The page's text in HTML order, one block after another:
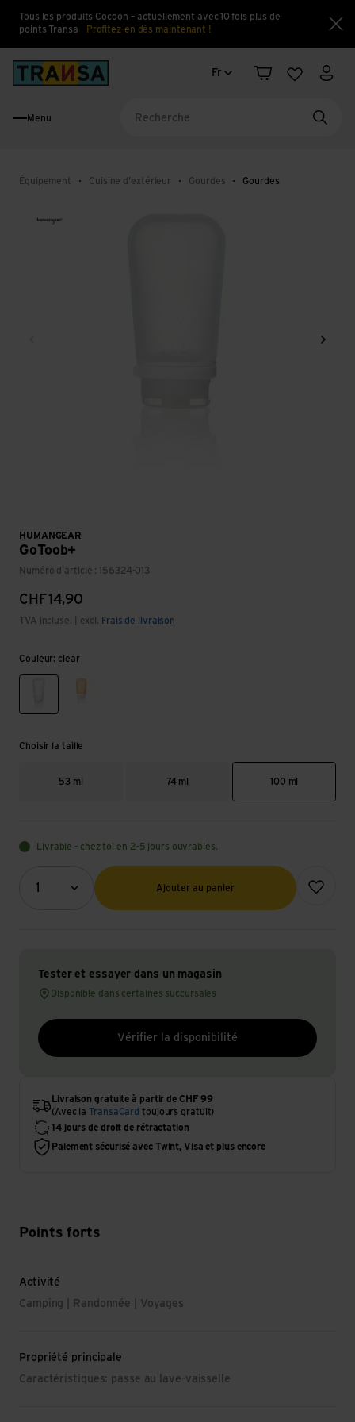
Tous les produits Cocoon – actuellement avec 10 fois plus de
points Transa
Profitez-en dès maintenant !
Changement de langue
Fr
PanierListe Mon
Menu
Équipement Cuisine d'extérieur Gourdes Gourdes
HUMANGEAR
GoToob+
Numéro d'article : 156324-013
CHF14,90
TVA incluse. | excl. Frais de livraison
Couleur: clear
Choisir la taille
53 ml 74 ml 100 ml
Livrable - chez toi en 2-5 jours ouvrables.
1
Quantité (optionnel)
Ajouter au panier
Ajouter à
Tester et essayer dans un magasin
Disponible dans certaines succursales
Vérifier la disponibilité
Livraison gratuite à partir de CHF 99
(Avec la
TransaCard toujours gratuit)
14 jours de droit de rétractation
Paiement sécurisé avec Twint, Visa et plus encore
Points forts
Activité
Camping | Randonnée | Voyages
Propriété principale
Caractéristiques: passe au lave-vaisselle